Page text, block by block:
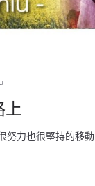
上
努力也很堅持的移動